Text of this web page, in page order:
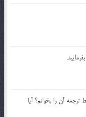
ترجمه آن را بخوانم؟ آيا